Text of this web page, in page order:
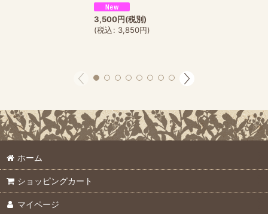
3,500円(税別)
(税込: 3,850円)
ホーム
ショッピングカート
マイページ